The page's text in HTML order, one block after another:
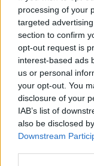
processing of your
targeted
section to confirm
opt-out request is
interest-based ads
us or personal
your opt-out. You
disclosure of your
IAB’s list of
also be disclosed
Downstream
8 Agosto, 2026 - 15:00